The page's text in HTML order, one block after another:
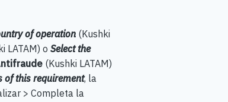
of operation (Kushki
LATAM) o Select the
(Kushki LATAM)
of this requirement, la
> Completa la